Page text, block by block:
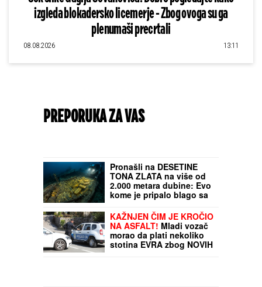
izgleda blokadersko licemerje - Zbog ovoga su ga
plenumaši precrtali
08.08.2026 13:11
PREPORUKA ZA VAS
"TO MU JE MOJ POKLON ZA SVADBU"
Jovana Jeremić brutalno o Draganovoj
veridbi, DETALJIMA VENČANJA SA
TIGROM, žestoko preti:"Nisam ušla u